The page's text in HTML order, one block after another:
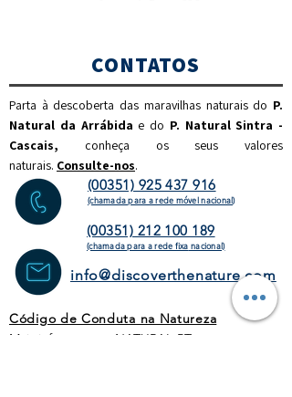
CONTATOS
Parta à descoberta das maravilhas naturais do P.
Natural da Arrábida e do P. Natural Sintra -
Cascais, conheça os seus valores
naturais. Consulte-nos.
(00351) 925 437 916
(chamada para a rede móvel nacional)
(00351) 212 100 189
(chamada para a rede fixa nacional)
info@discoverthenature.com
Código de Conduta na Natureza
Mais informações: NATURAL .PT